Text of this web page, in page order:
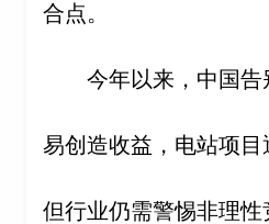
合点。
今年以来，中国告
易创造收益，电站项
但行业仍需警惕非理